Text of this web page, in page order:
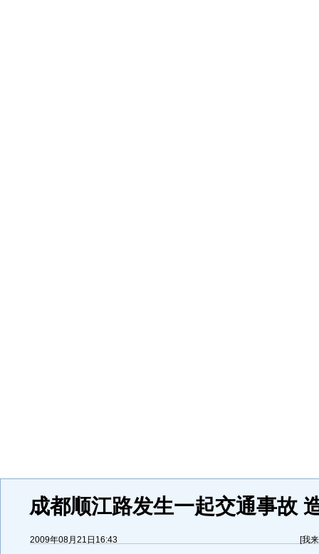
成都顺江路发生一起交通事故
2009年08月21日16:43 [我